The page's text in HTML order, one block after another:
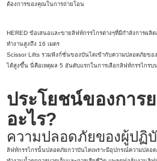
ต้องการของคุณในการถ่ายโอน
HERED ข้อเสนอและขายลิฟท์กรรไกรต่างๆที่มีกำลังการผลิ
ทำงานสูงถึง 16 เมตร
Scissor Lifts รวมฟังก์ชั่นของบันไดเข้ากับความปลอดภัยขอ
ได้สูงขึ้น นี่คือเหตุผล 5 อันดับแรกในการเลือกลิฟท์กรรไกรบ
ประโยชน์ของการ
อะไร?
ความปลอดภัยของผู้ปฏิ
ลิฟท์กรรไกรนั้นปลอดภัยกว่าบันไดเพราะมีอุปกรณ์ความปลอ